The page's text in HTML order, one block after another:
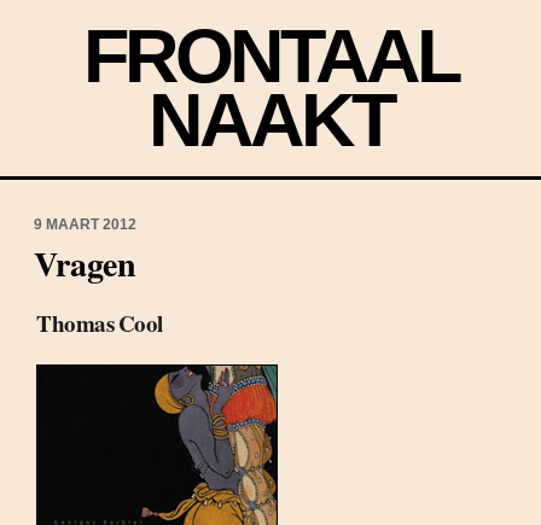
FRONTAAL
NAAKT
9 MAART 2012
Vragen
Thomas Cool